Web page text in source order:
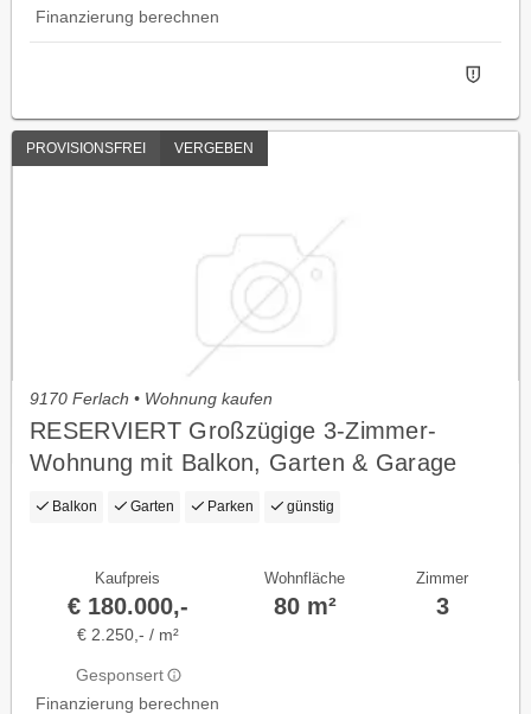
Finanzierung berechnen
PROVISIONSFREI VERGEBEN
9170 Ferlach • Wohnung kaufen
RESERVIERT Großzügige 3-Zimmer-
Wohnung mit Balkon, Garten & Garage
Balkon Garten Parken günstig
Kaufpreis
€ 180.000,-
€ 2.250,- / m²
Gesponsert
Finanzierung berechnen
Wohnfläche
80 m²
Zimmer
3